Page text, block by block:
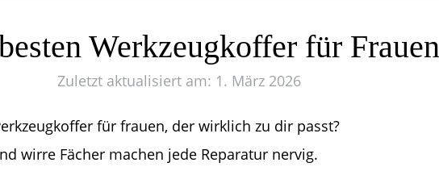
Werkzeugkoffer für Frauen
Zuletzt aktualisiert am: 1. März 2026
für frauen, der wirklich zu dir passt?
wirre Fächer machen jede Reparatur nervig.